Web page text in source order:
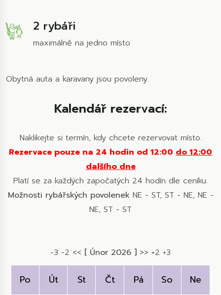
2 rybáři
maximálně na jedno místo
Obytná auta a karavany jsou povoleny.
Kalendář rezervací:
Naklikejte si termín, kdy chcete rezervovat místo.
Rezervace pouze na 24 hodin od 12:00 do 12:00
dalšího dne
Platí se za každých započatých 24 hodín dle ceníku.
Možnosti rybářských povolenekNE - ST, ST - NE, NE -
NE, ST - ST
-3 -2 << [ Únor 2026 ] >> +2 +3
Po Út St Čt Pá So
Ne